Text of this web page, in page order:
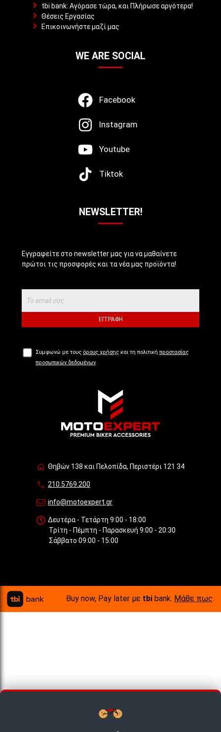
tbi bank: Αγόρασε τώρα, και Πλήρωσε αργότερα!
Θέσεις Εργασίας
Επικοινωνήστε μαζί μας
WE ARE SOCIAL
Facebook
Instagram
Youtube
Tiktok
NEWSLETTER!
Εγγραφείτε στο newsletter μας για να μαθαίνετε
πρώτοι τις προσφορές και τα νέα μας προϊόντα!
ΕΓΓΡΑΦΉ
Συμφωνώ με τους όρους χρήσης και τη πολιτική προστασίας
προσωπικών δεδομένων
Θηβών 138 και Πελοπίδα, Περιστέρι 121 34
210.5769.200
info@motoexpert.gr
Δευτέρα - Τετάρτη 9:00 - 18:00
Τρίτη - Πέμπτη - Παρασκευή 9:00 - 20:30
Σάββατο 09:00 - 15:00
Buy now, Pay later με tbi bank. Μάθε πως.